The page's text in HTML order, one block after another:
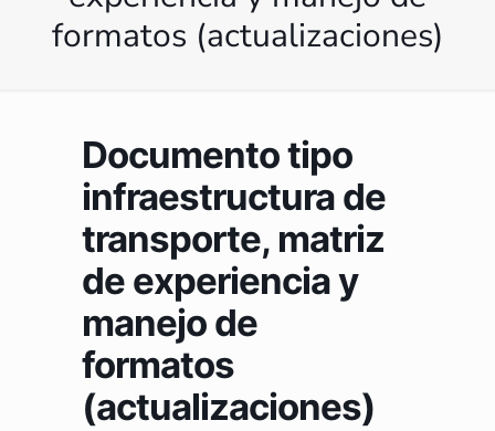
formatos (actualizaciones)
Documento tipo
infraestructura de
transporte, matriz
de experiencia y
manejo de
formatos
(actualizaciones)